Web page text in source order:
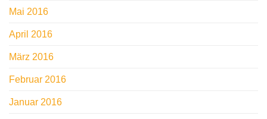
Mai 2016
April 2016
März 2016
Februar 2016
Januar 2016